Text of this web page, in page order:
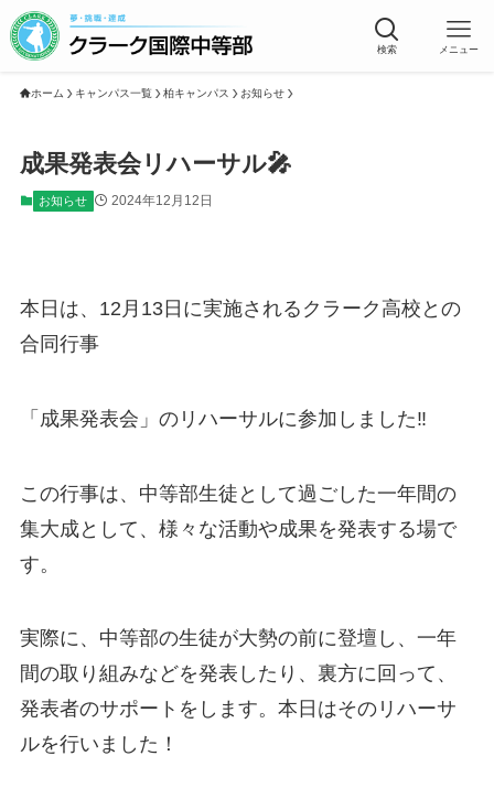
検索 メニュー
ホーム キャンパス一覧 柏キャンパス お知らせ
成果発表会リハーサル🎤
お知らせ 2024年12月12日
本日は、12月13日に実施されるクラーク高校との
合同行事
「成果発表会」のリハーサルに参加しました‼
この行事は、中等部生徒として過ごした一年間の
集大成として、様々な活動や成果を発表する場で
す。
実際に、中等部の生徒が大勢の前に登壇し、一年
間の取り組みなどを発表したり、裏方に回って、
発表者のサポートをします。本日はそのリハーサ
ルを行いました！